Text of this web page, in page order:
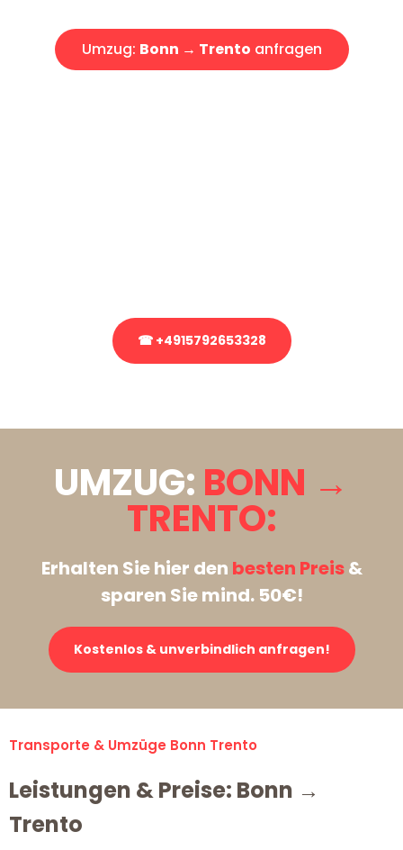
Umzug: Bonn → Trento anfragen
☎ +4915792653328
UMZUG: BONN →
TRENTO:
Erhalten Sie hier den besten Preis&
sparen Sie mind. 50€!
Kostenlos & unverbindlich anfragen!
Transporte & Umzüge Bonn Trento
Leistungen & Preise: Bonn →
Trento